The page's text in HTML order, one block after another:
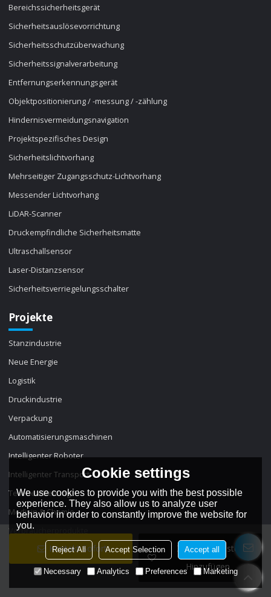
Kontakt Sofort
Zur Wunschliste
Hinzufügen
Bereichssicherheitsgerät
Sicherheitsauslösevorrichtung
Sicherheitsschutzüberwachung
Sicherheitssignalverarbeitung
Entfernungserkennungsgerät
Objektpositionierung / -messung / -zählung
Hindernisvermeidungsnavigation
Projektspezifisches Design
Sicherheitslichtvorhang
Mehrseitiger Zugangsschutz-Lichtvorhang
Messender Lichtvorhang
LiDAR-Scanner
Druckempfindliche Sicherheitsmatte
Ultraschallsensor
Laser-Distanzsensor
Sicherheitsverriegelungsschalter
Projekte
Stanzindustrie
Neue Energie
Logistik
Druckindustrie
Verpackung
Automatisierungsmaschinen
Intelligenter Roboter
Intelligenter Transport
Teilebearbeitung
Medizin & Chemie
Verbraucherprodukte
Optoelektronische Sensoren
Cookie settings
We use cookies to provide you with the best possible
experience. They also allow us to analyze user
behavior in order to constantly improve the website for
you.
Reject All Accept Selection Accept all
Necessary Analytics Preferences Marketing